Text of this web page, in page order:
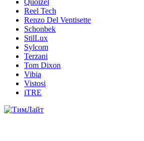
Quoizel
Reel Tech
Renzo Del Ventisette
Schonbek
StilLux
Sylcom
Terzani
Tom Dixon
Vibia
Vistosi
iTRE